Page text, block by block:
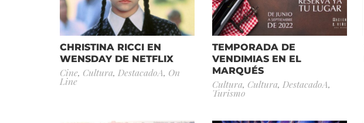
CHRISTINA RICCI EN
WENSDAY DE NETFLIX
Cine, Cultura, DestacadoA, On
Line
TEMPORADA DE
VENDIMIAS EN EL
MARQUÉS
Cultura, Cultura, DestacadoA,
Turismo